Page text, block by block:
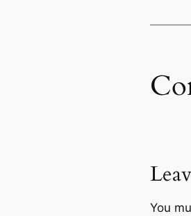
You